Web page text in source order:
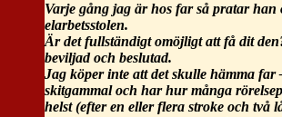
Varje gång jag är hos far så pratar han
elarbetsstolen.
Är det fullständigt omöjligt att få dit
beviljad och beslutad.
Jag köper inte att det skulle hämma far
skitgammal och har hur många
helst (efter en eller flera stroke och två